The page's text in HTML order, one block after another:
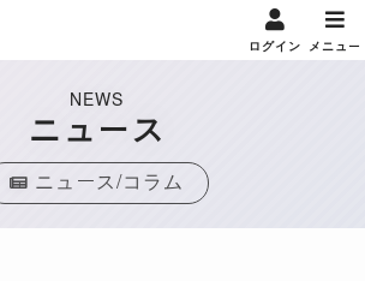
ログイン メニュー
NEWS
ニュース
ニュース/コラム